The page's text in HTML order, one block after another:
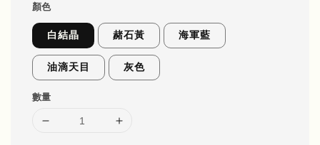
顏色
白結晶 赭石黃 海軍藍
油滴天目 灰色
數量